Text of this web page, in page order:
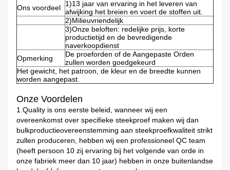
Ons voordeel
1)13 jaar van ervaring in het leveren van
afwijking het breien en voert de stoffen uit.
2)Milieuvriendelijk
3)Onze beloften: redelijke prijs, korte
productietijd en de bevredigende
naverkoopdienst
Opmerking
De proeforden of de Aangepaste Orden
zullen worden goedgekeurd
Het gewicht, het patroon, de kleur en de breedte kunnen
worden aangepast.
Onze Voordelen
1.Quality is ons eerste beleid, wanneer wij een
overeenkomst over specifieke steekproef maken wij dan
bulkproductieovereenstemming aan steekproefkwaliteit strikt
zullen produceren, hebben wij een professioneel QC team
(heeft persoon 10 zij ervaring bij het volgende van orde in
onze fabriek meer dan 10 jaar) hebben in onze buitenlandse